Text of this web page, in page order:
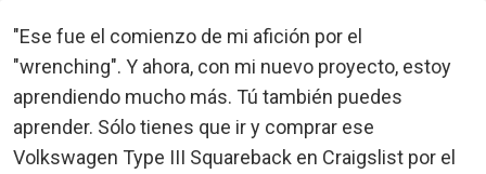
"Ese fue el comienzo de mi afición por el
"wrenching". Y ahora, con mi nuevo proyecto, estoy
aprendiendo mucho más. Tú también puedes
aprender. Sólo tienes que ir y comprar ese
Volkswagen Type III Squareback en Craigslist por el